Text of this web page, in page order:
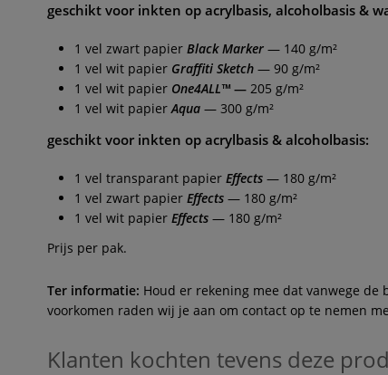
geschikt voor inkten op acrylbasis, alcoholbasis &
1 vel zwart papier Black Marker — 140 g/m²
1 vel wit papier Graffiti Sketch — 90 g/m²
1 vel wit papier One4ALL™ — 205 g/m²
1 vel wit papierAqua — 300 g/m²
geschikt voor inkten op acrylbasis & alcoholbasis:
1 vel transparant papier Effects — 180 g/m²
1 vel zwart papier Effects — 180 g/m²
1 vel wit papier Effects — 180 g/m²
Prijs per pak.
Ter informatie: Houd er rekening mee dat vanwege
voorkomen raden wij je aan om contact op te nemen
Klanten kochten tevens deze